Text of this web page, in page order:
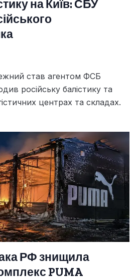
на Київ: СБУ
став агентом ФСБ
російську балістику та
центрах та складах.
РФ знищила
PUMA